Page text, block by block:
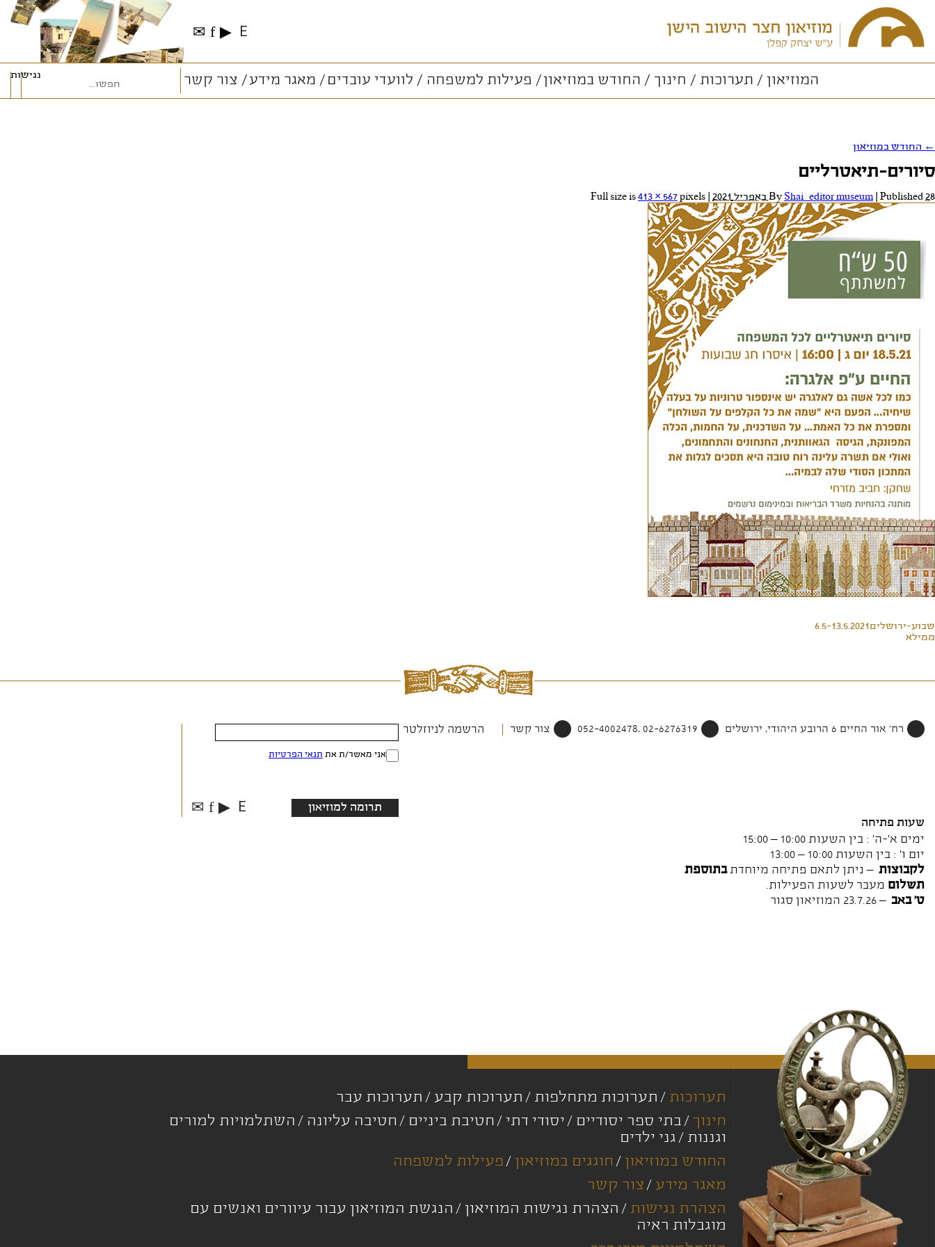
E
▶
f
✉
המוזיאון תערוכות חינוך החודש במוזיאון פעילות למשפחה לוועדי עובדים מאגר מידע צור קשר נגישות
← החודש במוזיאון
סיורים-תיאטרליים
By Shai_editor museum Published28 באפריל 2021 413 × 567pixels
שבוע-ירושלים6.5-13.5.2021
ממילא
רח' אור החיים 6 הרובע היהודי, ירושלים 02-6276319 ,052-4002478 צור קשר הרשמה לניוזלטר
אני מאשר/ת את תנאי הפרטיות
תרומה למוזיאון E
▶
f
✉
שעות פתיחה
ימים א'-ה' : בין השעות 10:00 – 15:00
יום ו' : בין השעות 10:00 – 13:00
לקבוצות – ניתן לתאם פתיחה מיוחדתבתוספת
תשלום מעבר לשעות הפעילות.
ט' באב– 23.7.26 המוזיאון סגור
תערוכות תערוכות מתחלפות תערוכות קבע
תערוכות עבר
חינוך
בתי ספר יסודיים יסודי דתי חטיבת ביניים חטיבה עליונה
השתלמויות למורים
וגננות
גני ילדים
החודש במוזיאון
חוגגים במוזיאון
פעילות למשפחה
מאגר מידע
צור קשר
הצהרת נגישות
הצהרת נגישות המוזיאון
הנגשת המוזיאון עבור עיוורים ואנשים עם
מוגבלות ראיה